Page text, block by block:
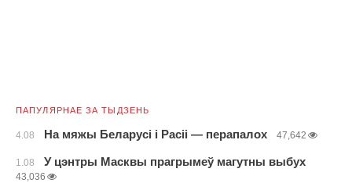
ПАПУЛЯРНАЕ ЗА ТЫДЗЕНЬ
4.08 На мяжы Беларусі і Расіі — перапалох 47,642
1.08 У цэнтры Масквы прагрымеў магутны выбух
43,036